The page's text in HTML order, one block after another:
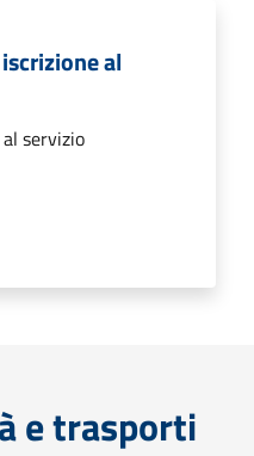
al
servizio
e trasporti